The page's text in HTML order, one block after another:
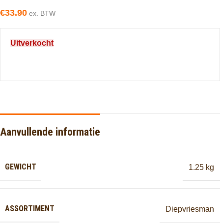
€33.90 ex. BTW
Uitverkocht
Aanvullende informatie
GEWICHT 1.25 kg
ASSORTIMENT Diepvriesman